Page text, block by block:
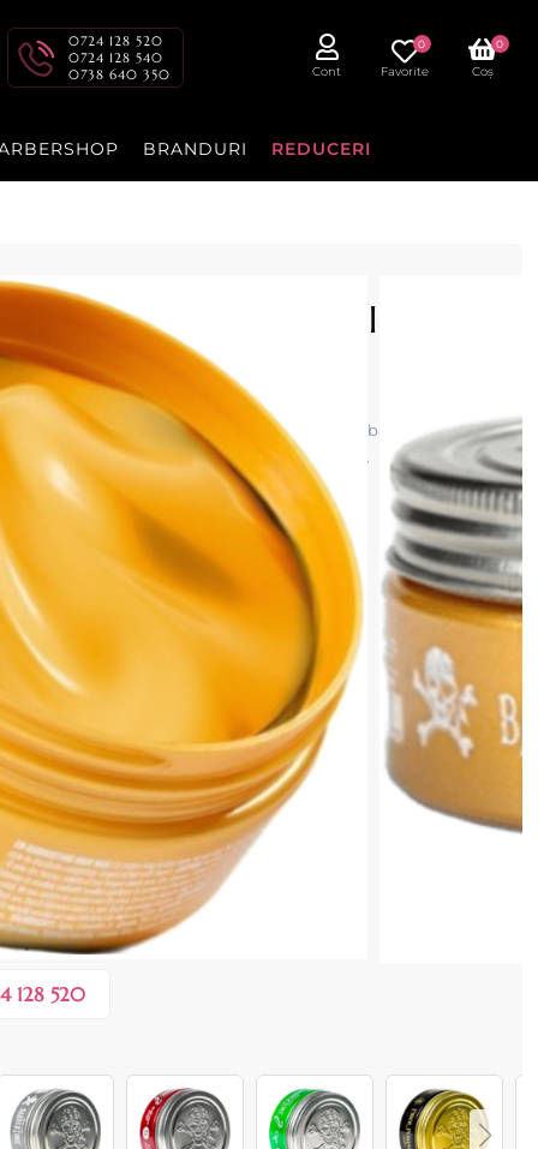
0724 128 520
0724 128 540
0738 640 350
Cont Favorite
0
Coș
0
BRANDURI REDUCERI
POMADE - 150ml -
cu fixare medie și luciu intens. Textură water‑based, ușor de
pompadour, slick‑back și stiluri elegante.
dvs.
valoare de de0,10 lei💸
128 520